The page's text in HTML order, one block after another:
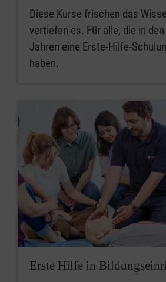
Diese Kurse frischen das
vertiefen es. Für alle, die in
Jahren eine Erste-Hilfe-
haben.
Erste Hilfe in